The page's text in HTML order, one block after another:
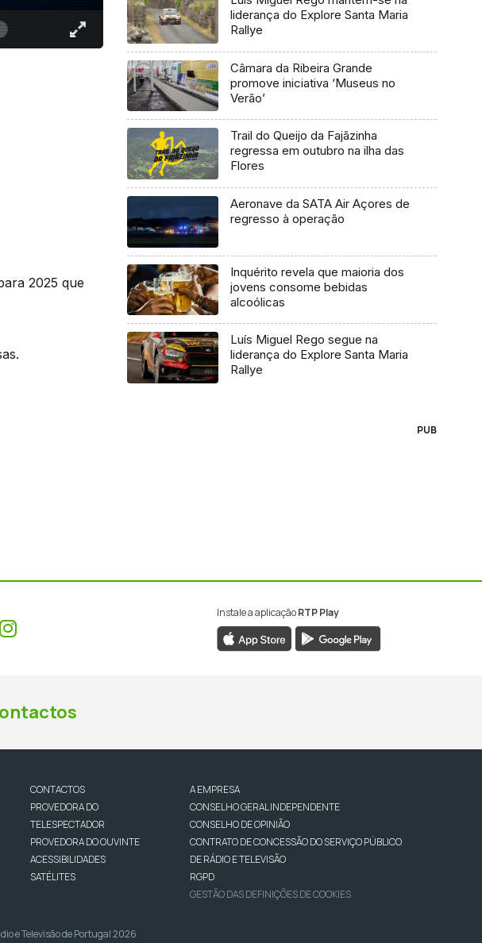
2025 que
liderança do Explore Santa Maria
Rallye
Câmara da Ribeira Grande
promove iniciativa ‘Museus no
Verão’
Trail do Queijo da Fajãzinha
regressa em outubro na ilha das
Flores
Aeronave da SATA Air Açores de
regresso à operação
Inquérito revela que maioria dos
jovens consome bebidas
alcoólicas
Luís Miguel Rego segue na
liderança do Explore Santa Maria
Rallye
PUB
Instagram
Instale a aplicaçãoRTP Play
CONTACTOS
PROVEDORA DO
TELESPECTADOR
PROVEDORA DO OUVINTE
ACESSIBILIDADES
SATÉLITES
A EMPRESA
CONSELHO GERAL INDEPENDENTE
CONSELHO DE OPINIÃO
CONTRATO DE CONCESSÃO DO SERVIÇO PÚBLICO
DE RÁDIO E TELEVISÃO
RGPD
GESTÃO DAS DEFINIÇÕES DE COOKIES
e Televisão de Portugal 2026